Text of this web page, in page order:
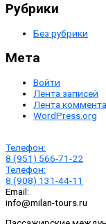
Рубрики
Без рубрики
Мета
Войти
Лента записей
Лента
WordPress.org
Телефон:
8 (951) 566-71-22
Телефон:
8 (908) 131-44-11
Email:
info@milan-tours.ru